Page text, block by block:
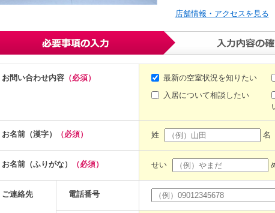
店舗情報・アクセスを見る
お問い合わせ内容（必須） 最新の空室状況を知りたい
入居について相談したい
お名前（漢字） （必須） 姓 名
お名前（ふりがな） （必須） せい
ご連絡先 電話番号